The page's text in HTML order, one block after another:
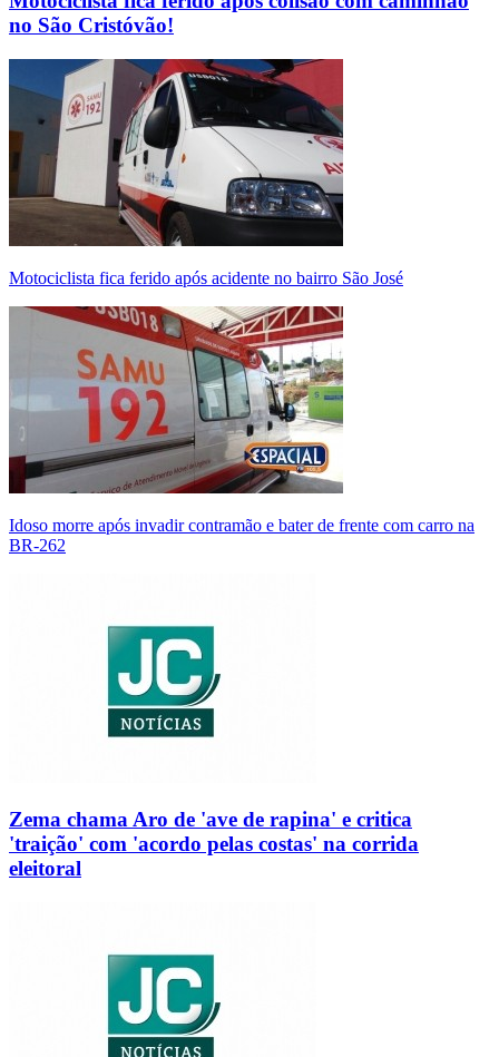
no São Cristóvão!
Motociclista fica ferido após acidente no bairro São José
Idoso morre após invadir contramão e bater de frente com carro na
BR-262
Zema chama Aro de 'ave de rapina' e critica
'traição' com 'acordo pelas costas' na corrida
eleitoral